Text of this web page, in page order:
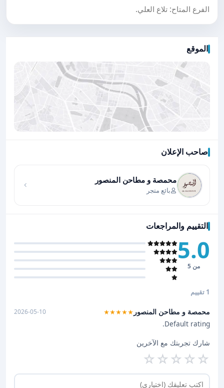
الفرع المتاح: تلاع العلي.
الموقع
صاحب الإعلان
محمصة و مطاحن المنصور
بائع متجر
التقييم والمراجعات
5.0
من 5
1 تقييم
محمصة و مطاحن المنصور ★★★★★
2026-05-10
Default rating.
شارك تجربتك مع الآخرين
☆
☆
☆
☆
☆